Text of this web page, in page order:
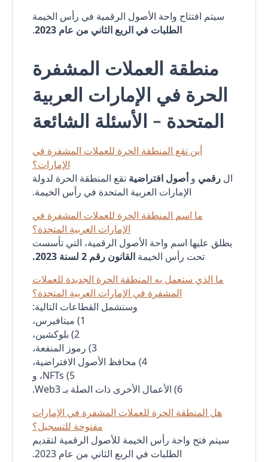
سيتم افتتاح واحة الأصول الرقمية في رأس الخيمة
الطلبات في الربع الثاني من عام 2023
.
منطقة العملات المشفرة
الحرة في الإمارات العربية
المتحدة - الأسئلة الشائعة
أين تقع المنطقة الحرة للعملات المشفرة في
الإمارات؟
الرقمي وأصول افتراضية تقع المنطقة الحرة لدولة
الإمارات العربية المتحدة في رأس الخيمة.
ما اسم المنطقة الحرة للعملات المشفرة في
الإمارات العربية المتحدة؟
يطلق عليها اسم واحة الأصول الرقمية، التي تأسست
تحت رأس الخيمةالقانون رقم 2 لسنة 2023.
ما الذي ستعمل به المنطقة الحرة الجديدة للعملات
المشفرة في الإمارات العربية المتحدة؟
وستشمل القطاعات التالية:
1) ميتافيرس،
2) بلوكشين،
3) رموز المنفعة،
4) محافظ الأصول الافتراضية،
5) NFTs، و
6) الأعمال الأخرى ذات الصلة بـ Web3.
هل المنطقة الحرة للعملات المشفرة في الإمارات
مفتوحة للتسجيل؟
سيتم فتح واحة رأس الخيمة للأصول الرقمية لتقديم
الطلبات في الربع الثاني من عام 2023.